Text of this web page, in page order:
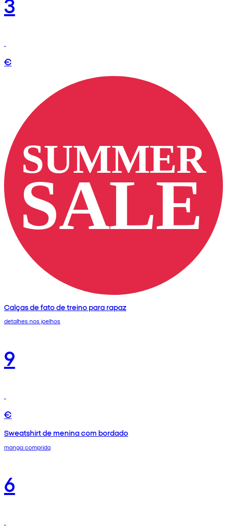
€
Calças de fato de treino para rapaz
detalhes nos joelhos
9
€
Sweatshirt de menina com bordado
manga comprida
6